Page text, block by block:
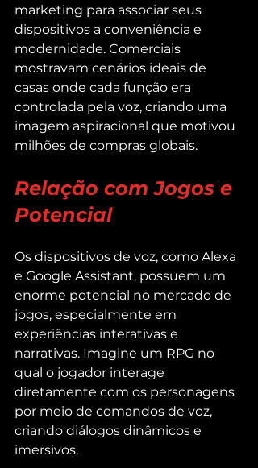
marketing para associar seus
dispositivos a conveniência e
modernidade. Comerciais
mostravam cenários ideais de
casas onde cada função era
controlada pela voz, criando uma
imagem aspiracional que motivou
milhões de compras globais.
Relação com Jogos e
Potencial
Os dispositivos de voz, como Alexa
e Google Assistant, possuem um
enorme potencial no mercado de
jogos, especialmente em
experiências interativas e
narrativas. Imagine um RPG no
qual o jogador interage
diretamente com os personagens
por meio de comandos de voz,
criando diálogos dinâmicos e
imersivos.